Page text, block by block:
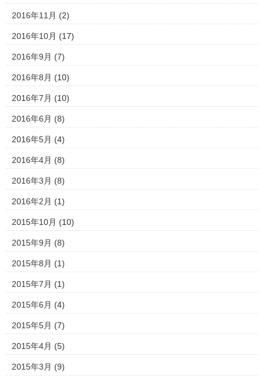
2016年11月 (2)
2016年10月 (17)
2016年9月 (7)
2016年8月 (10)
2016年7月 (10)
2016年6月 (8)
2016年5月 (4)
2016年4月 (8)
2016年3月 (8)
2016年2月 (1)
2015年10月 (10)
2015年9月 (8)
2015年8月 (1)
2015年7月 (1)
2015年6月 (4)
2015年5月 (7)
2015年4月 (5)
2015年3月 (9)